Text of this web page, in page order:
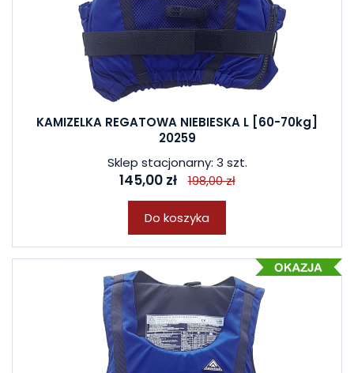
KAMIZELKA REGATOWA NIEBIESKA L [60-70kg]
20259
Sklep stacjonarny: 3 szt.
145,00 zł 198,00 zł
Do koszyka